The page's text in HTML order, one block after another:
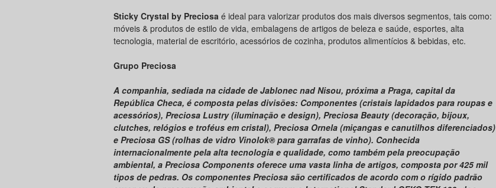
Sticky Crystal by Preciosa é ideal para valorizar produtos dos mais diversos segmentos, tais como:
móveis & produtos de estilo de vida, embalagens de artigos de beleza e saúde, esportes, alta
tecnologia, material de escritório, acessórios de cozinha, produtos alimentícios & bebidas, etc.
Grupo Preciosa
A companhia, sediada na cidade de Jablonec nad Nisou, próxima a Praga, capital da
República Checa, é composta pelas divisões: Componentes (cristais lapidados para roupas e
acessórios), Preciosa Lustry (iluminação e design), Preciosa Beauty (decoração, bijoux,
clutches, relógios e troféus em cristal), Preciosa Ornela (miçangas e canutilhos diferenciados)
e Preciosa GS (rolhas de vidro Vinolok® para garrafas de vinho). Conhecida
internacionalmente pela alta tecnologia e qualidade, como também pela preocupação
ambiental, a Preciosa Components oferece uma vasta linha de artigos, composta por 425 mil
tipos de pedras. Os componentes Preciosa são certificados de acordo com o rígido padrão